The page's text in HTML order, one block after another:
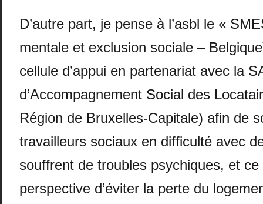
D’autre part, je pense à l’asbl le «
mentale et exclusion sociale –
cellule d’appui en partenariat avec la
d’Accompagnement Social des
Région de Bruxelles-Capitale) afin de
travailleurs sociaux en difficulté avec
souffrent de troubles psychiques, et ce
perspective d’éviter la perte du